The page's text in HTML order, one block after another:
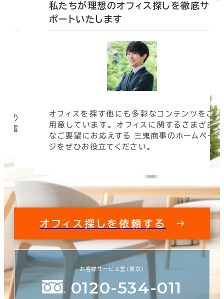
の
豊富
私たちが理想のオフィス探しを徹底サ
ポートいたします
オフィスを探す他にも多彩なコンテンツをご
用意しています。 オフィスに関するさまざま
なご要望にお応えする 三鬼商事のホームペー
ジをぜひお役立てください。
オフィス探しを依頼する
お客様サービス室（東京）
0120-534-011